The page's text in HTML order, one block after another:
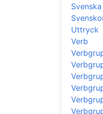
Uttryck
Verb